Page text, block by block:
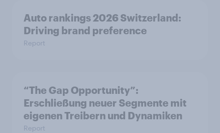
Auto rankings 2026 Switzerland:
Driving brand preference
Report
“The Gap Opportunity”:
Erschließung neuer Segmente mit
eigenen Treibern und Dynamiken
Report